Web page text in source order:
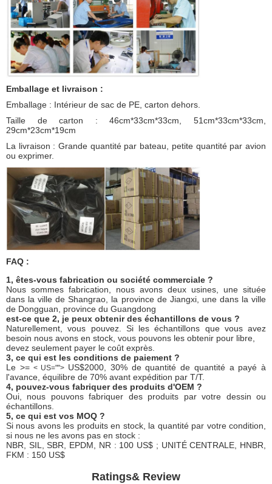
Emballage et livraison :
Emballage : Intérieur de sac de PE, carton dehors.
Taille de carton : 46cm*33cm*33cm, 51cm*33cm*33cm,
29cm*23cm*19cm
La livraison : Grande quantité par bateau, petite quantité par avion
ou exprimer.
FAQ :
1, êtes-vous fabrication ou société commerciale ?
Nous sommes fabrication, nous avons deux usines, une située
dans la ville de Shangrao, la province de Jiangxi, une dans la ville
de Dongguan, province du Guangdong
est-ce que 2, je peux obtenir des échantillons de vous ?
Naturellement, vous pouvez. Si les échantillons que vous avez
besoin nous avons en stock, vous pouvons les obtenir pour libre,
devez seulement payer le coût exprès.
3, ce qui est les conditions de paiement ?
Le >=< US=""> US$2000, 30% de quantité de quantité a payé à
l'avance, équilibre de 70% avant expédition par T/T.
4, pouvez-vous fabriquer des produits d'OEM ?
Oui, nous pouvons fabriquer des produits par votre dessin ou
échantillons.
5, ce qui est vos MOQ ?
Si nous avons les produits en stock, la quantité par votre condition,
si nous ne les avons pas en stock :
NBR, SIL, SBR, EPDM, NR : 100 US$ ; UNITÉ CENTRALE, HNBR,
FKM : 150 US$
Ratings& Review